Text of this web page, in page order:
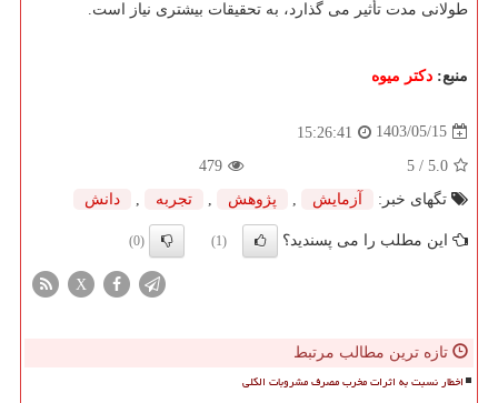
طولانی مدت تأثیر می گذارد، به تحقیقات بیشتری نیاز است.
منبع: دكتر میوه
1403/05/15
15:26:41
5.0
/ 5
479
تگهای خبر:
آزمایش پژوهش تجربه دانش
این مطلب را می پسندید؟ (1)
(0)
X
تازه ترین مطالب مرتبط
اخطار نسبت به اثرات مخرب مصرف مشروبات الکلی